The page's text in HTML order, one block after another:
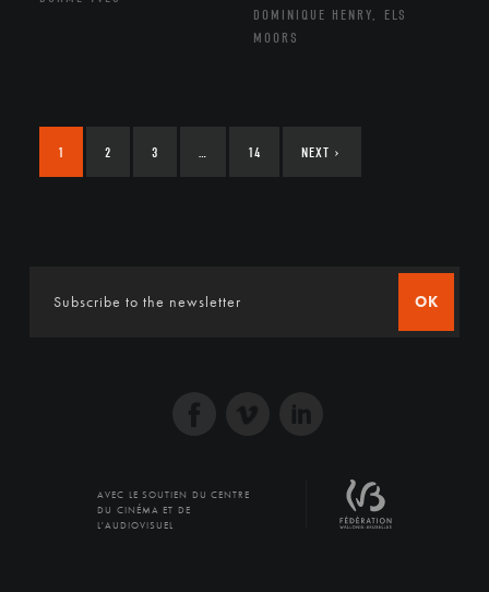
DOMINIQUE HENRY, ELS
MOORS
1 2 3 14 NEXT ›
OK
AVEC LE SOUTIEN DU CENTRE
DU CINÉMA ET DE
L'AUDIOVISUEL